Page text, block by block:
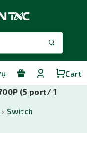
Cart
(5 port/ 1
› Switch